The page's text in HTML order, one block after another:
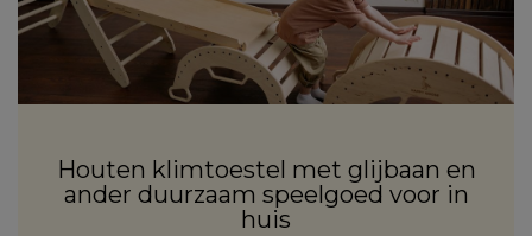
Houten klimtoestel met glijbaan en
ander duurzaam speelgoed voor in
huis